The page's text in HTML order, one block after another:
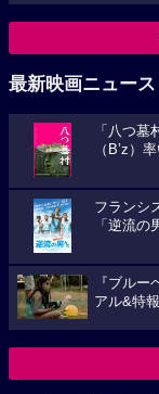
最新映画ニュース
「八つ
（B’z）
フランシ
「逆流の
『ブル
アル&特